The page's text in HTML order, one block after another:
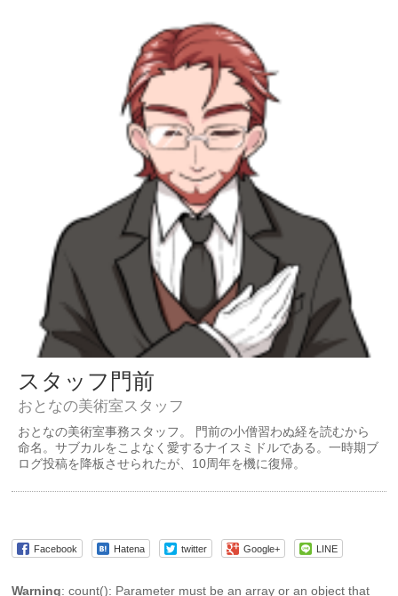
スタッフ門前
おとなの美術室スタッフ
おとなの美術室事務スタッフ。 門前の小僧習わぬ経を読むから
命名。サブカルをこよなく愛するナイスミドルである。一時期ブ
ログ投稿を降板させられたが、10周年を機に復帰。
Facebook Hatena twitter Google+ LINE
Warning: count(): Parameter must be an array or an object that